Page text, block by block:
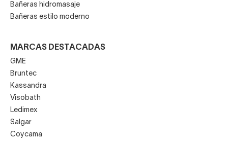
Bañeras hidromasaje
Bañeras estilo moderno
MARCAS DESTACADAS
GME
Bruntec
Kassandra
Visobath
Ledimex
Salgar
Coycama